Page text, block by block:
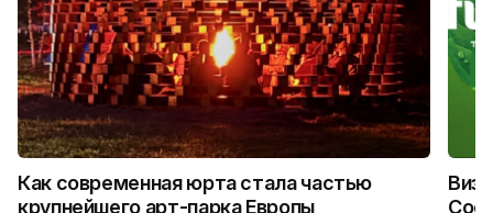
Как современная юрта стала частью
крупнейшего арт-парка Европы